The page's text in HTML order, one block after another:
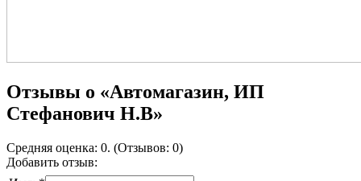
Отзывы о «Автомагазин, ИП
Стефанович Н.В»
Средняя оценка: 0. (Отзывов: 0)
Добавить отзыв: